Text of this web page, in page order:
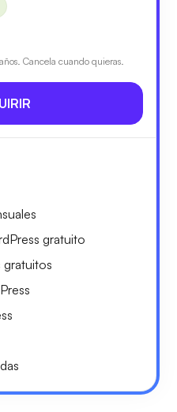
Cancela cuando quieras.
gratuito